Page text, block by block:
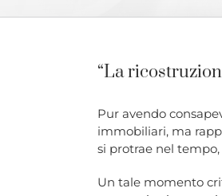
“La
Pur avendo
immobiliari, ma
si protrae nel
Un tale momento